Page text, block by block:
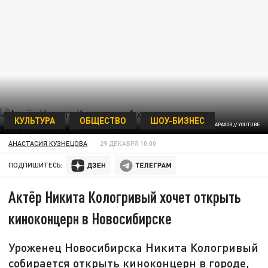
ФОТО: СКРИНШОТ КАНАЛА ДЖАРАХОВ // YOUTUBE
КУЛЬТУРА ОБЩЕСТВО ШОУ-БИЗНЕС
АНАСТАСИЯ КУЗНЕЦОВА 29 ДЕКАБРЯ 10:00
ПОДПИШИТЕСЬ:
Актёр Никита Кологривый хочет открыть
киноконцерн в Новосибирске
Уроженец Новосибирска Никита Кологривый
собирается открыть киноконцерн в городе,